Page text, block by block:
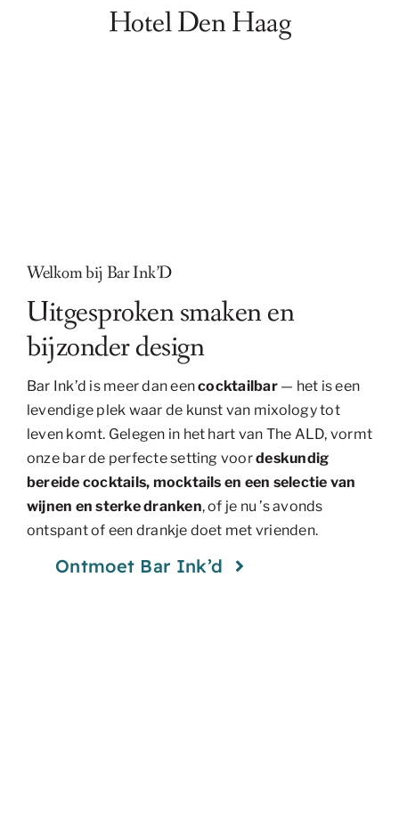
Hotel Den Haag
Welkom bij Bar Ink’D
Uitgesproken smaken en
bijzonder design
Bar Ink’d is meer dan eencocktailbar— het is een
levendige plek waar de kunst van mixology tot
leven komt. Gelegen in het hart van The ALD, vormt
onze bar de perfecte setting voordeskundig
bereide cocktails, mocktails en een selectie van
wijnen en sterke dranken, of je nu ’s avonds
ontspant of een drankje doet met vrienden.
Ontmoet Bar Ink’d